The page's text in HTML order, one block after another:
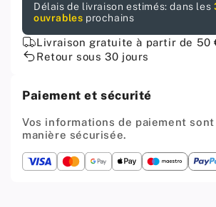
pour
Vis
à
bois
Zinc
(1000
pour
Vis
à
bois
Zinc
(1000
Délais de livraison estimés: dans les
ouvrables prochains
Livraison gratuite à partir de 50
Retour sous 30 jours
Paiement et sécurité
Vos informations de paiement
manière sécurisée.